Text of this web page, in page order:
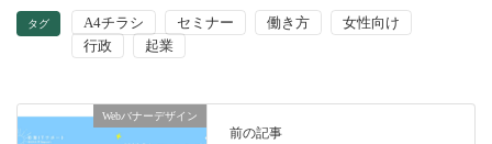
タグ A4チラシ セミナー 働き方
女性向け
行政
起業
Webバナーデザイン
前の記事